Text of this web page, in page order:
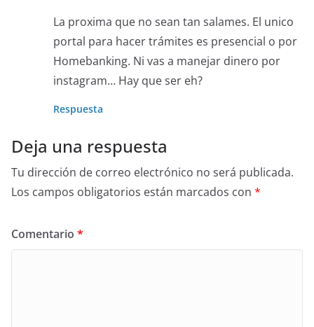
La proxima que no sean tan salames. El unico
portal para hacer trámites es presencial o por
Homebanking. Ni vas a manejar dinero por
instagram… Hay que ser eh?
Respuesta
Deja una respuesta
Tu dirección de correo electrónico no será publicada.
Los campos obligatorios están marcados con *
Comentario *